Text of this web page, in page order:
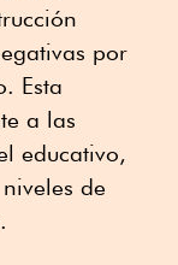
por
Esta
a las
educativo,
de